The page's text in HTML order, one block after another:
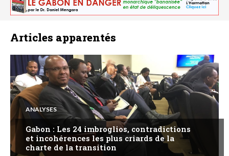
Articles apparentés
ANALYSES
Gabon : Les 24 imbroglios, contradictions
et incohérences les plus criards de la
charte de la transition